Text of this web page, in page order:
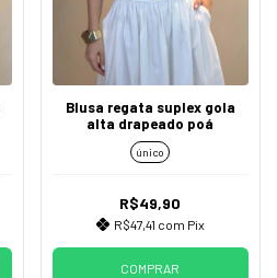
Blusa regata suplex gola
alta drapeado poá
único
R$49,90
R$47,41 com Pix
COMPRAR